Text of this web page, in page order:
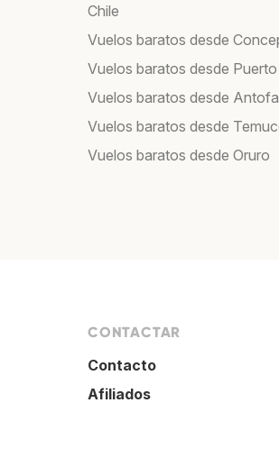
Chile
Vuelos baratos desde
Vuelos baratos desde
Vuelos baratos desde
Vuelos baratos desde
Vuelos baratos desde Oruro
CONTACTAR
Contacto
Afiliados